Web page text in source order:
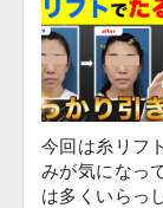
今回は糸リフ
みが気になっ
は多くいらっ